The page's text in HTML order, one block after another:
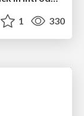
1 330